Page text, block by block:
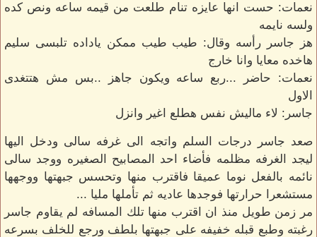
نعمات: حست انها عايزه تنام طلعت من قيمه ساعه ونص كده
ولسه نايمه
هز جاسر رأسه وقال: طيب طيب ممكن ياداده تلبسى سليم
هاخده معايا وانا خارج
نعمات: حاضر ...ربع ساعه ويكون جاهز ..بس مش هتتغدى
الاول
جاسر: لاء ماليش نفس هطلع اغير وانزل
صعد جاسر درجات السلم واتجه الى غرفه سالى ودخل اليها
ليجد الغرفه مظلمه فأضاء احد المصابيح الصغيره ووجد سالى
نائمه بالفعل نوما عميقا فاقترب منها وتحسس جبهتها ووجهها
مستشعرا حرارتها فوجدها عاديه ثم تأملها مليا ...
مر زمن طويل منذ ان اقترب منها تلك المسافه لم يقاوم جاسر
رغبته وطبع قبله خفيفه على جبهتها بلطف ورجع للخلف بسرعه